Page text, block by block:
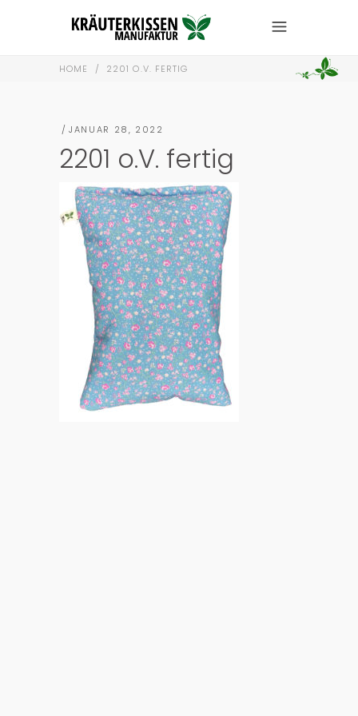
HOME / 2201 O.V. FERTIG
JANUAR 28, 2022
2201 o.V. fertig